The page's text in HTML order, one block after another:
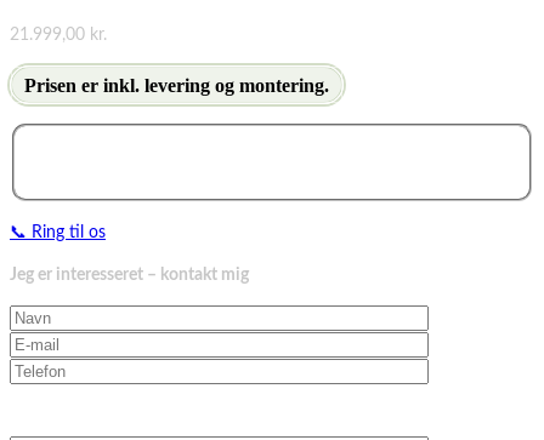
21.999,00 kr.
Prisen er inkl. levering og montering.
📞 Ring til os
Jeg er interesseret – kontakt mig